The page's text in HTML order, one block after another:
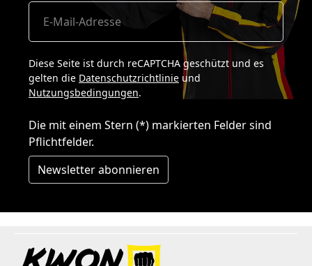
Diese Seite ist durch reCAPTCHA geschützt und es
gelten die Datenschutzrichtlinie und
Nutzungsbedingungen.
Die mit einem Stern (*) markierten Felder sind
Pflichtfelder.
Newsletter abonnieren